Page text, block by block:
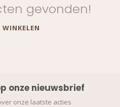
gevonden!
WINKELEN
onze nieuwsbrief
onze laatste acties